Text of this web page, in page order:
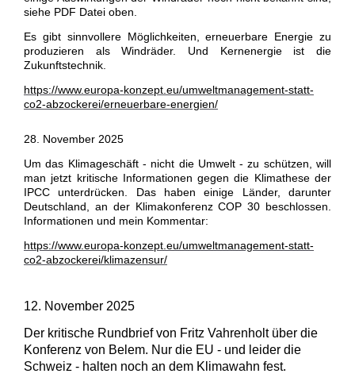
siehe PDF Datei oben.
Es gibt sinnvollere Möglichkeiten, erneuerbare Energie zu
produzieren als Windräder. Und Kernenergie ist die
Zukunftstechnik.
https://www.europa-konzept.eu/umweltmanagement-statt-
co2-abzockerei/erneuerbare-energien/
28. November 2025
Um das Klimageschäft - nicht die Umwelt - zu schützen, will
man jetzt kritische Informationen gegen die Klimathese der
IPCC unterdrücken. Das haben einige Länder, darunter
Deutschland, an der Klimakonferenz COP 30 beschlossen.
Informationen und mein Kommentar:
https://www.europa-konzept.eu/umweltmanagement-statt-
co2-abzockerei/klimazensur/
12. November 2025
Der kritische Rundbrief von Fritz Vahrenholt über die
Konferenz von Belem. Nur die EU - und leider die
Schweiz - halten noch an dem Klimawahn fest.